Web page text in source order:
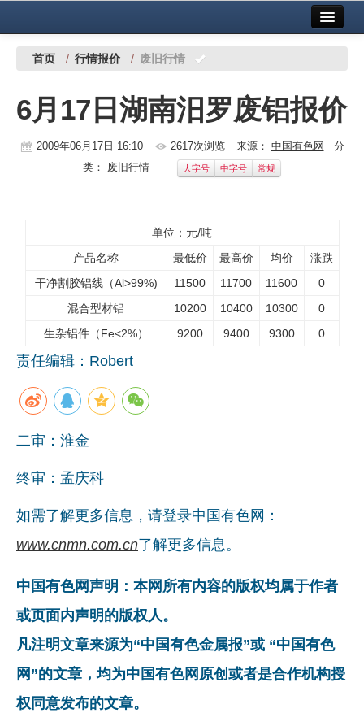
中国有色金属报社主办 广告服务
铜镍铅锌
铝
镁钛
地矿 建设
党建工作
企业文化
数字报
首页 / 行情报价 / 废旧行情
6月17日湖南汨罗废铝报价
2009年06月17日 16:10 2617次浏览 来源： 中国有色网 分
类： 废旧行情 大字号 中字号 常规
单位：元/吨
产品名称
最低价 最高价 均价
涨跌
干净割胶铝线（Al>99%)
11500 11700 11600
0
混合型材铝
10200 10400 10300
0
生杂铝件（Fe<2%）
9200 9400 9300 0
责任编辑：Robert
二审：淮金
终审：孟庆科
如需了解更多信息，请登录中国有色网：
www.cnmn.com.cn了解更多信息。
中国有色网声明：本网所有内容的版权均属于作者
或页面内声明的版权人。
凡注明文章来源为“中国有色金属报”或 “中国有色
网”的文章，均为中国有色网原创或者是合作机构授
权同意发布的文章。